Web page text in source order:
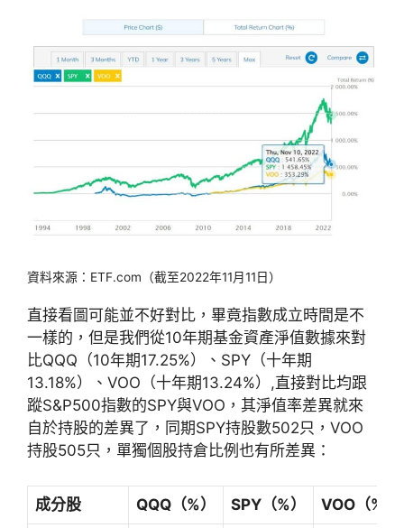
資料來源：ETF.com（截至2022年11月11日）
直接看圖可能並不好對比，畢竟指數成立時間是不
一樣的，但是我們從10年期基金資產淨值數據來對
比QQQ（10年期17.25%）、SPY（十年期
13.18%）、VOO（十年期13.24%）,直接對比均跟
蹤S&P500指數的SPY與VOO，其淨值率差異就來
自於持股的差異了，同期SPY持股數502只，VOO
持股505只，單獨個股持倉比例也有所差異：
成分股 QQQ （%） SPY （%） VOO （%）